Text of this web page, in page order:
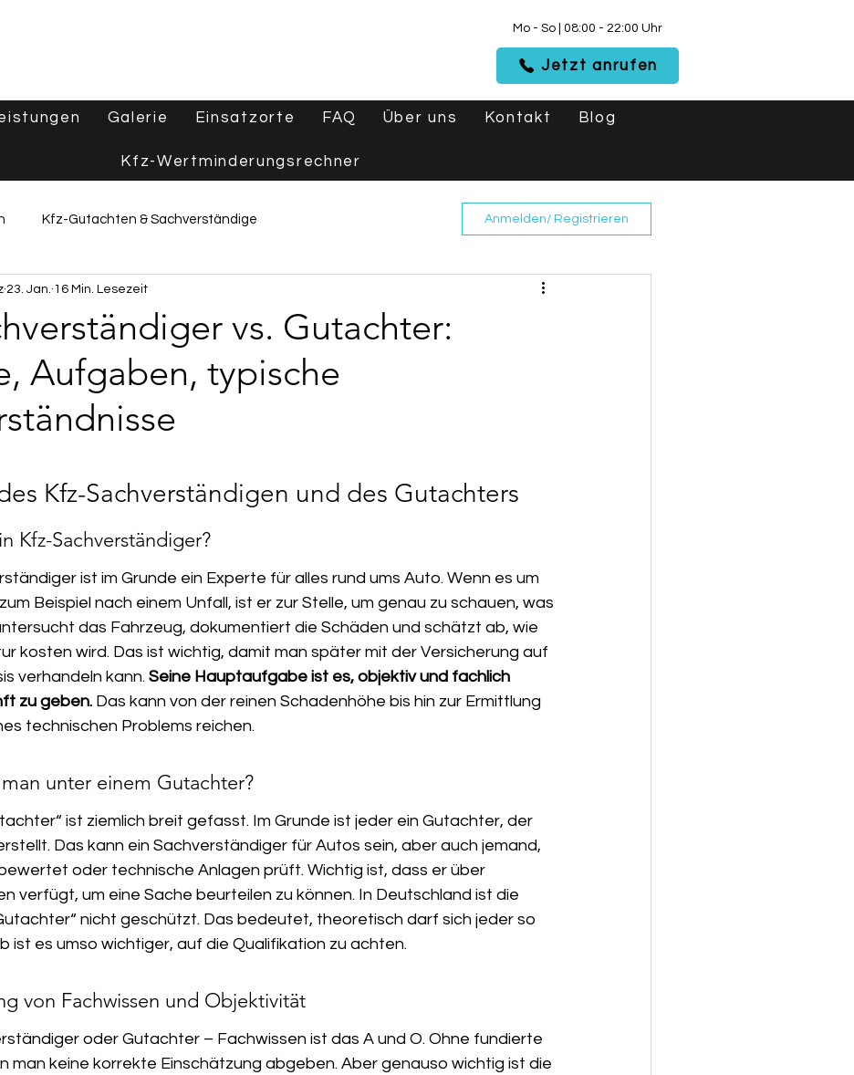
Mo - So | 08:00 - 22:00 Uhr
Jetzt anrufen
Galerie Einsatzorte FAQ Über uns Kontakt Blog
Kfz-Wertminderungsrechner
Kfz-Gutachten & Sachverständige
Wertgutachten & Fahrzeugbewertung
Tipps & Ratgeber Aktuelles & Branchennews
Anmelden/ Registrieren
vs. Gutachter:
Aufgaben, typische
23. Jan. 16 Min. Lesezeit
Kfz-Sachverständigen und des Gutachters
Kfz-Sachverständiger?
ist im Grunde ein Experte für alles rund ums Auto. Wenn es um
Beispiel nach einem Unfall, ist er zur Stelle, um genau zu schauen, was
das Fahrzeug, dokumentiert die Schäden und schätzt ab, wie
kosten wird. Das ist wichtig, damit man später mit der Versicherung auf
verhandeln kann. Seine Hauptaufgabe ist es, objektiv und fachlich
zu geben. Das kann von der reinen Schadenhöhe bis hin zur Ermittlung
technischen Problems reichen.
unter einem Gutachter?
ist ziemlich breit gefasst. Im Grunde ist jeder ein Gutachter, der
Das kann ein Sachverständiger für Autos sein, aber auch jemand,
oder technische Anlagen prüft. Wichtig ist, dass er über
verfügt, um eine Sache beurteilen zu können. In Deutschland ist die
nicht geschützt. Das bedeutet, theoretisch darf sich jeder so
ist es umso wichtiger, auf die Qualifikation zu achten.
von Fachwissen und Objektivität
oder Gutachter – Fachwissen ist das A und O. Ohne fundierte
man keine korrekte Einschätzung abgeben. Aber genauso wichtig ist die